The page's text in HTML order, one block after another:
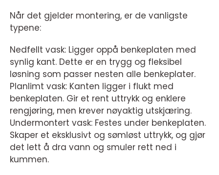
Når det gjelder montering, er de vanligste
typene:
Nedfellt vask: Ligger oppå benkeplaten med
synlig kant. Dette er en trygg og fleksibel
løsning som passer nesten alle benkeplater.
Planlimt vask: Kanten ligger i flukt med
benkeplaten. Gir et rent uttrykk og enklere
rengjøring, men krever nøyaktig utskjæring.
Undermontert vask: Festes under benkeplaten.
Skaper et eksklusivt og sømløst uttrykk, og gjør
det lett å dra vann og smuler rett ned i
kummen.